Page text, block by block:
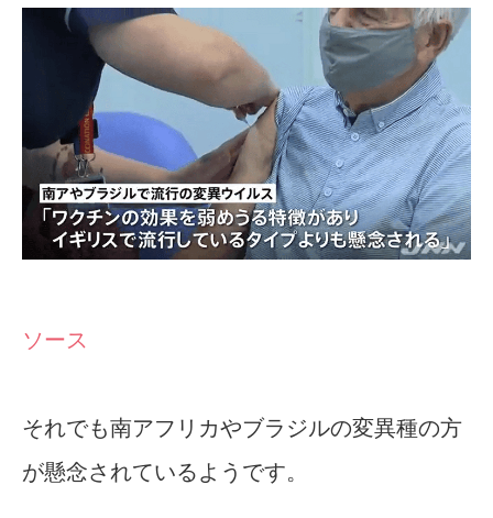
ソース
それでも南アフリカやブラジルの変異種の方
が懸念されているようです。